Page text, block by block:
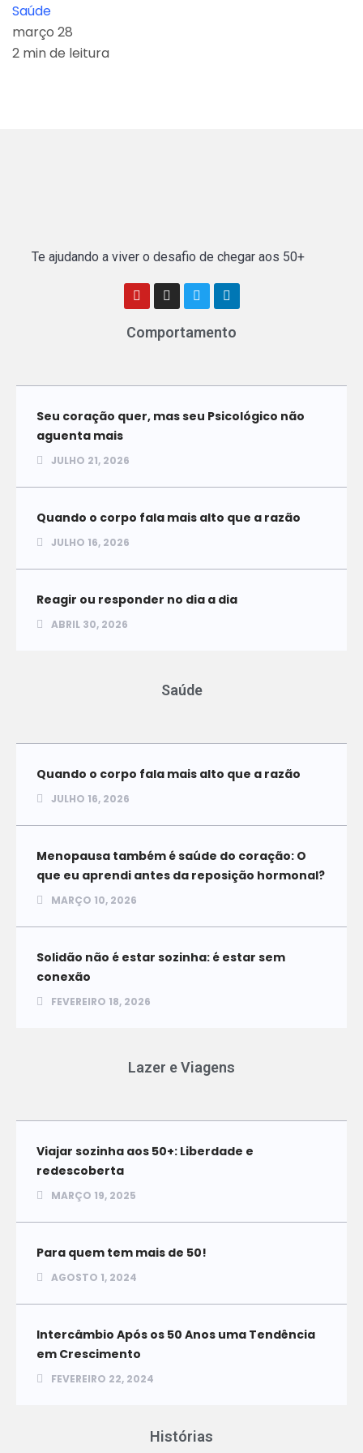
Saúde
março 28
2 min de leitura
Te ajudando a viver o desafio de chegar aos 50+
Comportamento
Seu coração quer, mas seu Psicológico não
aguenta mais
JULHO 21, 2026
Quando o corpo fala mais alto que a razão
JULHO 16, 2026
Reagir ou responder no dia a dia
ABRIL 30, 2026
Saúde
Quando o corpo fala mais alto que a razão
JULHO 16, 2026
Menopausa também é saúde do coração: O
que eu aprendi antes da reposição hormonal?
MARÇO 10, 2026
Solidão não é estar sozinha: é estar sem
conexão
FEVEREIRO 18, 2026
Lazer e Viagens
Viajar sozinha aos 50+: Liberdade e
redescoberta
MARÇO 19, 2025
Para quem tem mais de 50!
AGOSTO 1, 2024
Intercâmbio Após os 50 Anos uma Tendência
em Crescimento
FEVEREIRO 22, 2024
Histórias